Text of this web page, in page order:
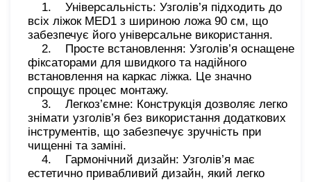
1. Універсальність: Узголів’я підходить до
всіх ліжок MED1 з шириною ложа 90 см, що
забезпечує його універсальне використання.
2. Просте встановлення: Узголів’я оснащене
фіксаторами для швидкого та надійного
встановлення на каркас ліжка. Це значно
спрощує процес монтажу.
3. Легкоз’ємне: Конструкція дозволяє легко
знімати узголів’я без використання додаткових
інструментів, що забезпечує зручність при
чищенні та заміні.
4. Гармонічний дизайн: Узголів’я має
естетично привабливий дизайн, який легко